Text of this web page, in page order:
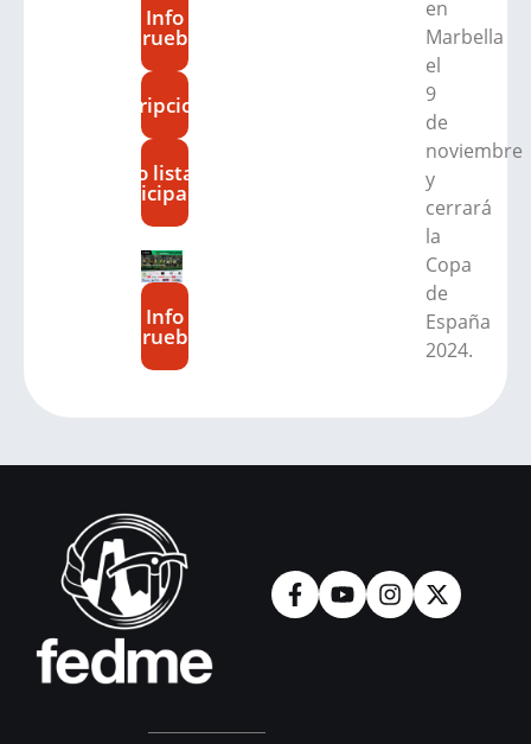
Info
prueba
Inscripciones
Info listado
participantes
Info
prueba
en
Marbella
el
9
de
noviembre
y
cerrará
la
Copa
de
España
2024.